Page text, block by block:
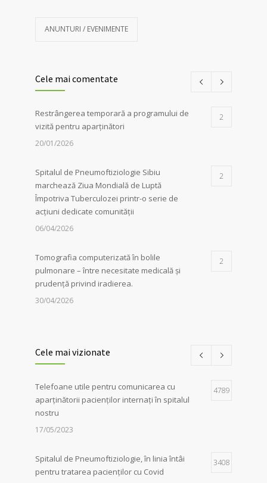
ANUNTURI / EVENIMENTE
Cele mai comentate
Restrângerea temporară a programului de
vizită pentru aparținători
2
20/01/2026
Spitalul de Pneumoftiziologie Sibiu
marchează Ziua Mondială de Luptă
Împotriva Tuberculozei printr-o serie de
acțiuni dedicate comunității
2
06/04/2026
Tomografia computerizată în bolile
pulmonare – între necesitate medicală și
prudență privind iradierea.
2
30/04/2026
Pneumoftiziologie Sibiu
Campania Antifumat:Conferința „Foamea
de sens. Fără dependențe !”, susținută de
părintele Constantin Necula și medicul
18/06/2024
Cele mai vizionate
Telefoane utile pentru comunicarea cu
aparținătorii pacienților internați în spitalul
nostru
4789
17/05/2023
Spitalul de Pneumoftiziologie, în linia întâi
pentru tratarea pacienților cu Covid
3408